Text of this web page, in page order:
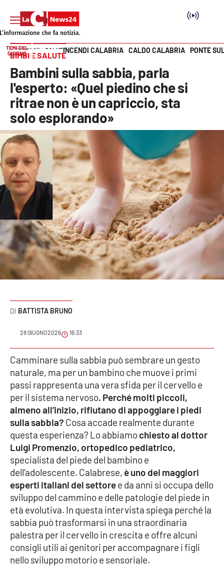
Cronaca
Politica
Attualità
Economia e lavoro
Italia Mondo
Sanità
Sport
Cultura
Podcast
Meteo
Editoriali
VIDEO
Ambiente
Cronaca
Cultura
Economia e Lavoro
Politica
Sanità
Vai
TEMI DEL
GIORNO
INCENDI CALABRIA CALDO CALABRIA PONTE
HOME PAGE SALUTE
BIMBI E SALUTE
Bambini sulla sabbia, parla
l'esperto: «Quel piedino che si
ritrae non è un capriccio, sta
solo esplorando»
BATTISTA BRUNO
28 GIUGNO 2026 16:33
Camminare sulla sabbia può sembrare un gesto
naturale, ma per un bambino che muove i primi
passi rappresenta una vera sfida per il cervello e
per il sistema nervoso. Perché molti piccoli,
almeno all’inizio, rifiutano di appoggiare i piedi
sulla sabbia? Cosa accade realmente durante
questa esperienza? Lo abbiamochiesto al dottor
Luigi Promenzio, ortopedico pediatrico,
specialista del piede del bambino e
dell’adolescente. Calabrese, è uno dei maggiori
esperti italiani del settoree da anni si occupa dello
sviluppo del cammino e delle patologie del piede in
età evolutiva. In questa intervista spiega perché la
sabbia può trasformarsi in una straordinaria
palestra per il cervello in crescita e offre alcuni
consigli utili ai genitori per accompagnare i figli
nello sviluppo motorio e sensoriale.